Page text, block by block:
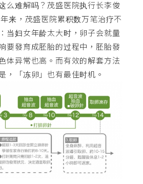
么难解吗？茂盛医院执行长李俊
来，茂盛医院累积数万笔治疗不
当妇女年龄太大时，卵子会就量
要發育成胚胎的过程中，胚胎發
体异常也高。而有效的解套方法
，「冻卵」也有最佳时机。